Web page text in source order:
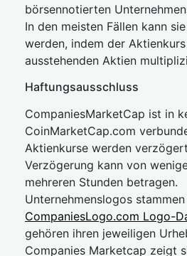
börsennotierten
In den meisten Fällen kann
werden, indem der
ausstehenden Aktien
Haftungsausschluss
CompaniesMarketCap ist in
CoinMarketCap.com
Aktienkurse werden
Verzögerung kann von
mehreren Stunden betragen.
Unternehmenslogos
CompaniesLogo.com Logo-
gehören ihren jeweiligen
Companies Marketcap zeigt